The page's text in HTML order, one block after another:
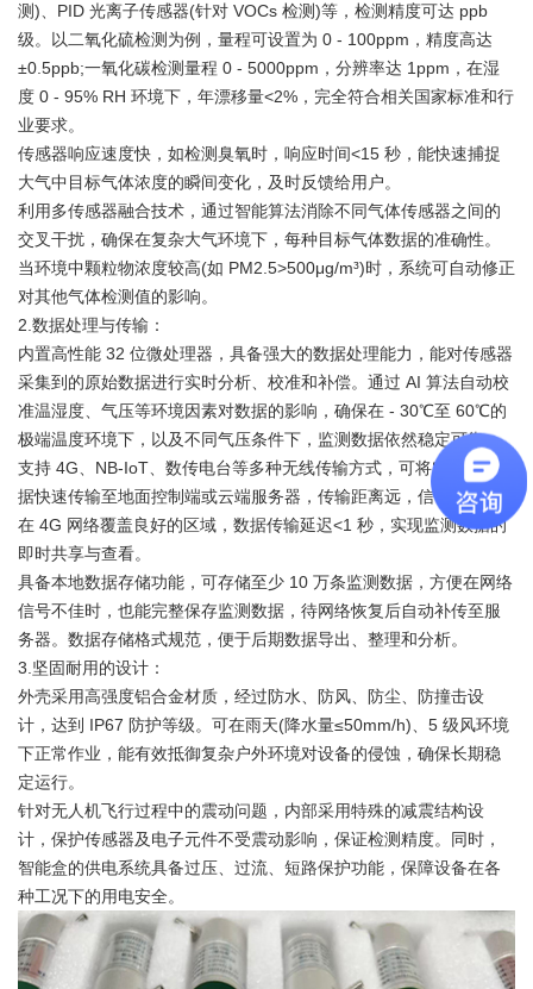
测)、PID 光离子传感器(针对 VOCs 检测)等，检测精度可达 ppb
级。以二氧化硫检测为例，量程可设置为 0 - 100ppm，精度高达
±0.5ppb;一氧化碳检测量程 0 - 5000ppm，分辨率达 1ppm，在湿
度 0 - 95% RH 环境下，年漂移量<2%，完全符合相关国家标准和行
业要求。
传感器响应速度快，如检测臭氧时，响应时间<15 秒，能快速捕捉
大气中目标气体浓度的瞬间变化，及时反馈给用户。
利用多传感器融合技术，通过智能算法消除不同气体传感器之间的
交叉干扰，确保在复杂大气环境下，每种目标气体数据的准确性。
当环境中颗粒物浓度较高(如 PM2.5>500μg/m³)时，系统可自动修正
对其他气体检测值的影响。
2.数据处理与传输：
内置高性能 32 位微处理器，具备强大的数据处理能力，能对传感器
采集到的原始数据进行实时分析、校准和补偿。通过 AI 算法自动校
准温湿度、气压等环境因素对数据的影响，确保在 - 30℃至 60℃的
极端温度环境下，以及不同气压条件下，监测数据依然稳定可靠。
支持 4G、NB-IoT、数传电台等多种无线传输方式，可将实时监测数
据快速传输至地面控制端或云端服务器，传输距离远，信号稳定。
在 4G 网络覆盖良好的区域，数据传输延迟<1 秒，实现监测数据的
即时共享与查看。
具备本地数据存储功能，可存储至少 10 万条监测数据，方便在网络
信号不佳时，也能完整保存监测数据，待网络恢复后自动补传至服
务器。数据存储格式规范，便于后期数据导出、整理和分析。
3.坚固耐用的设计：
外壳采用高强度铝合金材质，经过防水、防风、防尘、防撞击设
计，达到 IP67 防护等级。可在雨天(降水量≤50mm/h)、5 级风环境
下正常作业，能有效抵御复杂户外环境对设备的侵蚀，确保长期稳
定运行。
针对无人机飞行过程中的震动问题，内部采用特殊的减震结构设
计，保护传感器及电子元件不受震动影响，保证检测精度。同时，
智能盒的供电系统具备过压、过流、短路保护功能，保障设备在各
种工况下的用电安全。